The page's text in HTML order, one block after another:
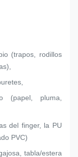
(trapos, rodillos
(papel, pluma,
del finger, la PU
PVC)
tabla/estera